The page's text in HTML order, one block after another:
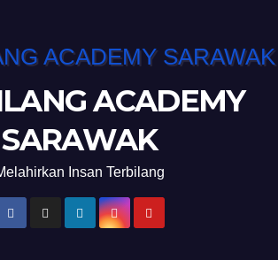
ACADEMY
SARAWAK
Insan Terbilang